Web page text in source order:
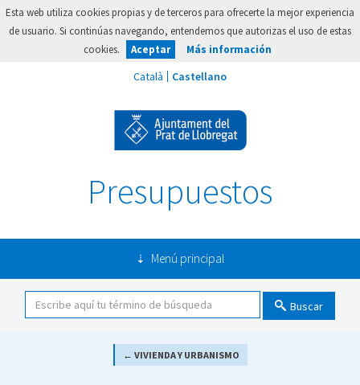
Esta web utiliza cookies propias y de terceros para ofrecerte la mejor experiencia
de usuario. Si continúas navegando, entendemos que autorizas el uso de estas
cookies.
Aceptar Más información
Presupuestos
Menú principal
Buscar
← VIVIENDA Y URBANISMO